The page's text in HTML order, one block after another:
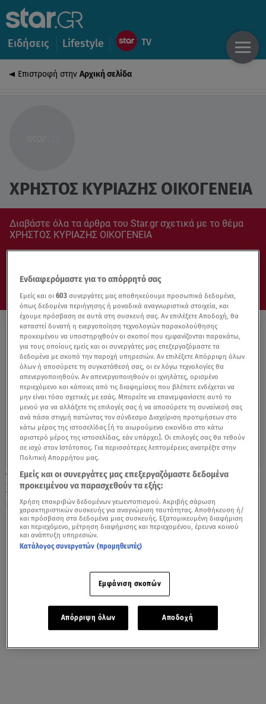
Ειδήσεις Lifestyle
Επιστροφή στην Αρχική σελίδα
ΧΡΗΣΤΟΣ ΚΥΡΙΑΖΗΣ ΟΙΚΟΓΕΝΕΙΑ
Διαβάστε όλα τα άρθρα του Star.gr σχετικά με το θέμα
ΧΡΗΣΤΟΣ ΚΥΡΙΑΖΗΣ ΟΙΚΟΓΕΝΕΙΑ
10.11.21, 13:08
Χρήστος Κυριαζής: Η γνωριμία με τη
σύζυγό του και η αδυναμία στον γιο του
Ενδιαφερόμαστε για το απόρρητό σας
Εμείς και οι603 συνεργάτες μας αποθηκεύουμε προσωπικά δεδομένα,
όπως δεδομένα περιήγησης ή μοναδικά αναγνωριστικά στοιχεία, και
έχουμε πρόσβαση σε αυτά στη συσκευή σας. Αν επιλέξετε Αποδοχή, θα
καταστεί δυνατή η ενεργοποίηση τεχνολογιών παρακολούθησης
προκειμένου να υποστηριχθούν οι σκοποί που εμφανίζονται παρακάτω,
για τους οποίους εμείς και οι συνεργάτες μας επεξεργαζόμαστε τα
δεδομένα με σκοπό την παροχή υπηρεσιών. Αν επιλέξετε Απόρριψη όλων
όλων ή αποσύρετε τη συγκατάθεσή σας, οι εν λόγω τεχνολογίες θα
απενεργοποιηθούν. Αν απενεργοποιηθούν οι ιχνηλάτες, ορισμένο
περιεχόμενο και κάποιες από τις διαφημίσεις που βλέπετε ενδέχεται να
μην είναι τόσο σχετικές με εσάς. Μπορείτε να επανεμφανίσετε αυτό το
μενού για να αλλάξετε τις επιλογές σας ή να αποσύρετε τη συναίνεσή σας
ανά πάσα στιγμή πατώντας τον σύνδεσμο Διαχείριση προτιμήσεων στο
κάτω μέρος της ιστοσελίδας [ή το αιωρούμενο εικονίδιο στο κάτω
αριστερό μέρος της ιστοσελίδας, εάν υπάρχει]. Οι επιλογές σας θα τεθούν
σε ισχύ στον Ιστότοπος. Για περισσότερες λεπτομέρειες ανατρέξτε στην
Πολιτική Απορρήτου μας.
Εμείς και οι συνεργάτες μας επεξεργαζόμαστε δεδομένα
προκειμένου να παρασχεθούν τα εξής:
Χρήση επακριβών δεδομένων γεωεντοπισμού. Ακριβής σάρωση
χαρακτηριστικών συσκευής για αναγνώριση ταυτότητας. Αποθήκευση ή/
και πρόσβαση στα δεδομένα μιας συσκευής. Εξατομικευμένη διαφήμιση
και περιεχόμενο, μέτρηση διαφήμισης και περιεχομένου, έρευνα κοινού
και ανάπτυξη υπηρεσιών.
Κατάλογος συνεργατών (προμηθευτές)
Εμφάνιση σκοπών
Απόρριψη όλων Αποδοχή